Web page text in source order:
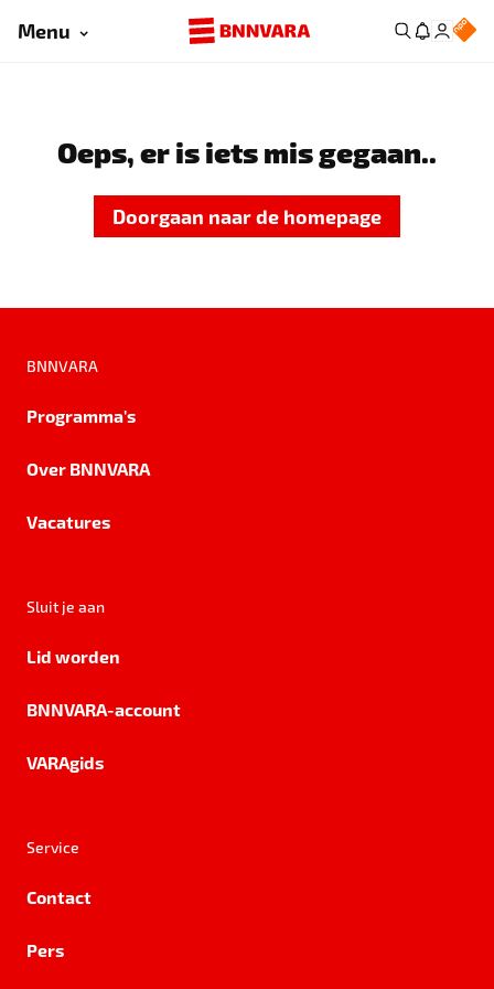
Menu
Oeps, er is iets mis gegaan..
Doorgaan naar de homepage
BNNVARA
Programma's
Over BNNVARA
Vacatures
Sluit je aan
Lid worden
BNNVARA-account
VARAgids
Service
Contact
Pers